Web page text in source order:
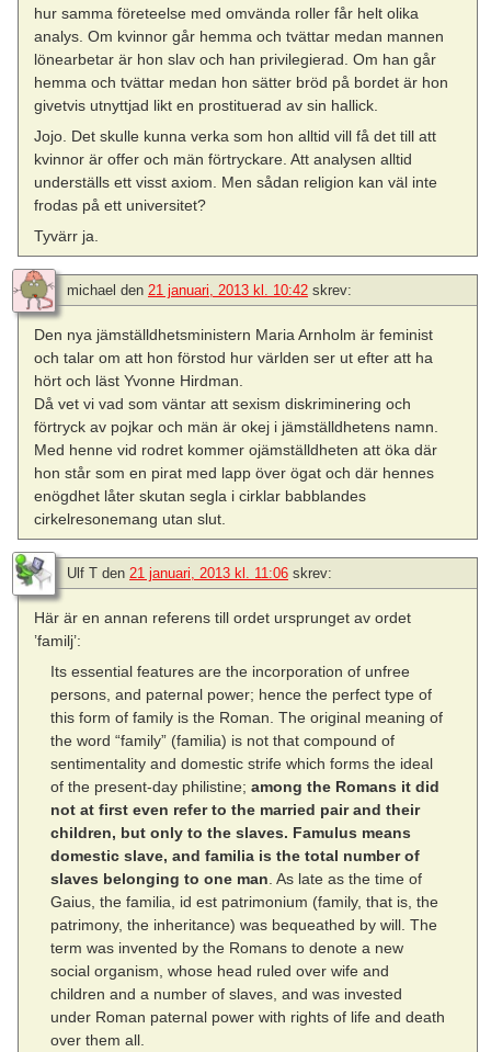
hur samma företeelse med omvända roller får helt olika
analys. Om kvinnor går hemma och tvättar medan mannen
lönearbetar är hon slav och han privilegierad. Om han går
hemma och tvättar medan hon sätter bröd på bordet är hon
givetvis utnyttjad likt en prostituerad av sin hallick.
Jojo. Det skulle kunna verka som hon alltid vill få det till att
kvinnor är offer och män förtryckare. Att analysen alltid
underställs ett visst axiom. Men sådan religion kan väl inte
frodas på ett universitet?
Tyvärr ja.
michael den 21 januari, 2013 kl. 10:42 skrev:
Den nya jämställdhetsministern Maria Arnholm är feminist
och talar om att hon förstod hur världen ser ut efter att ha
hört och läst Yvonne Hirdman.
Då vet vi vad som väntar att sexism diskriminering och
förtryck av pojkar och män är okej i jämställdhetens namn.
Med henne vid rodret kommer ojämställdheten att öka där
hon står som en pirat med lapp över ögat och där hennes
enögdhet låter skutan segla i cirklar babblandes
cirkelresonemang utan slut.
Ulf T den 21 januari, 2013 kl. 11:06 skrev:
Här är en annan referens till ordet ursprunget av ordet
’familj’:
Its essential features are the incorporation of unfree
persons, and paternal power; hence the perfect type of
this form of family is the Roman. The original meaning of
the word “family” (familia) is not that compound of
sentimentality and domestic strife which forms the ideal
of the present-day philistine; among the Romans it did
not at first even refer to the married pair and their
children, but only to the slaves. Famulus means
domestic slave, and familia is the total number of
slaves belonging to one man. As late as the time of
Gaius, the familia, id est patrimonium (family, that is, the
patrimony, the inheritance) was bequeathed by will. The
term was invented by the Romans to denote a new
social organism, whose head ruled over wife and
children and a number of slaves, and was invested
under Roman paternal power with rights of life and death
over them all.